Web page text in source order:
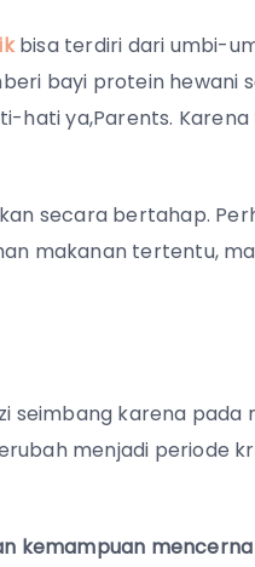
bisa terdiri dari umbi-
bayi protein hewani
hati ya,Parents.
secara bertahap.
makanan tertentu,
seimbang karena
menjadi periode
kemampuan